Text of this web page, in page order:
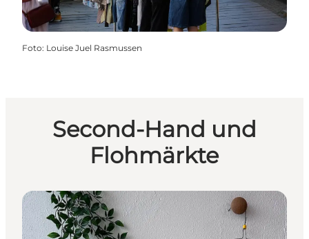
Foto: Louise Juel Rasmussen
Second-Hand und
Flohmärkte